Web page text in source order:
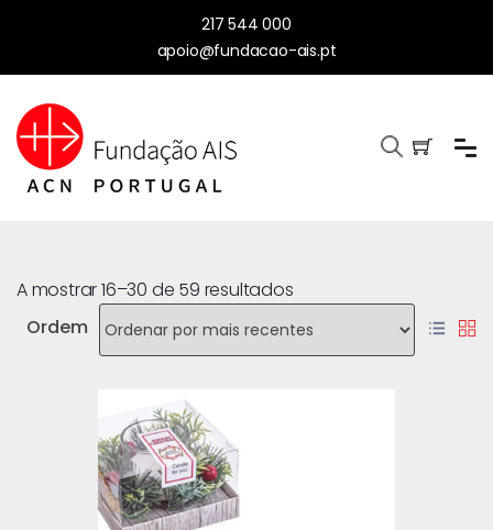
217 544 000
apoio@fundacao-ais.pt
A mostrar 16–30 de 59 resultados
Ordem